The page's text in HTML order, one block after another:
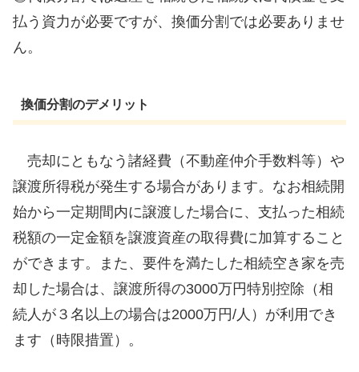
払う資力が必要ですが、換価分割では必要ありませ
ん。
換価分割のデメリット
売却にともなう諸経費（不動産仲介手数料等）や
譲渡所得税が発生する場合があります。なお相続開
始から一定期間内に譲渡した場合に、支払った相続
税額の一定金額を譲渡資産の取得費に加算すること
ができます。また、要件を満たした相続空き家を売
却した場合は、譲渡所得の3000万円特別控除（相
続人が３名以上の場合は2000万円/人）が利用でき
ます（時限措置）。